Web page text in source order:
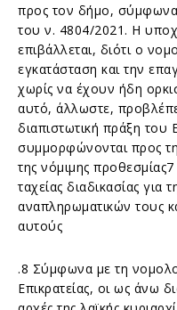
προς τον δήμο, σύμφωνα
του ν. 4804/2021. Η
επιβάλλεται, διότι ο
εγκατάσταση και την
χωρίς να έχουν ήδη
αυτό, άλλωστε,
διαπιστωτική πράξη
συμμορφώνονται προς
της νόμιμης
ταχείας διαδικασίας για
αναπληρωματικών τους
αυτούς
.8 Σύμφωνα με τη
Επικρατείας, οι ως άνω